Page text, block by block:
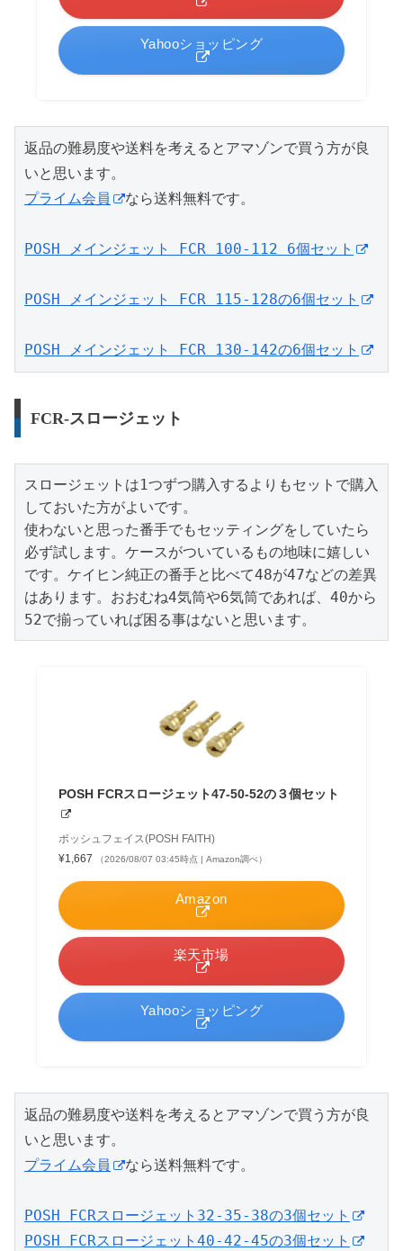
Yahooショッピング
返品の難易度や送料を考えるとアマゾンで買う方が良
いと思います。
プライム会員
なら送料無料です。
POSH メインジェット FCR 100-112 6個セット
POSH メインジェット FCR 115-128の6個セット
POSH メインジェット FCR 130-142の6個セット
FCR-スロージェット
スロージェットは1つずつ購入するよりもセットで購入
しておいた方がよいです。
使わないと思った番手でもセッティングをしていたら
必ず試します。ケースがついているもの地味に嬉しい
です。ケイヒン純正の番手と比べて48が47などの差異
はあります。おおむね4気筒や6気筒であれば、40から
52で揃っていれば困る事はないと思います。
POSH FCRスロージェット47-50-52の３個セット
ポッシュフェイス(POSH FAITH)
¥1,667
（2026/08/07 03:45時点 | Amazon調べ）
Amazon
楽天市場
Yahooショッピング
返品の難易度や送料を考えるとアマゾンで買う方が良
プライム会員
なら送料無料です。
POSH FCRスロージェット32-35-38の3個セット
POSH FCRスロージェット40-42-45の3個セット